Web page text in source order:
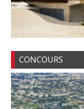
CONCOURS